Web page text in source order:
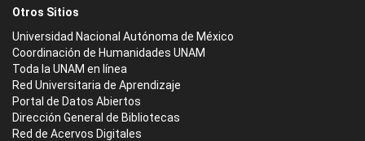
Otros Sitios
Universidad Nacional Autónoma de México
Coordinación de Humanidades UNAM
Toda la UNAM en línea
Red Universitaria de Aprendizaje
Portal de Datos Abiertos
Dirección General de Bibliotecas
Red de Acervos Digitales